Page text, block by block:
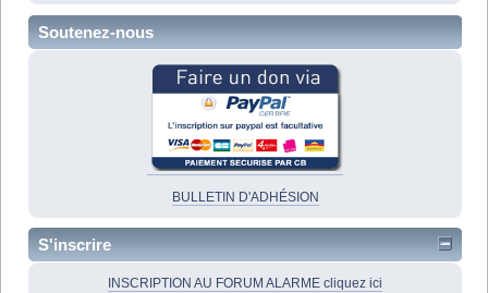
Soutenez-nous
BULLETIN D'ADHÉSION
S'inscrire
INSCRIPTION AU FORUM ALARME cliquez ici